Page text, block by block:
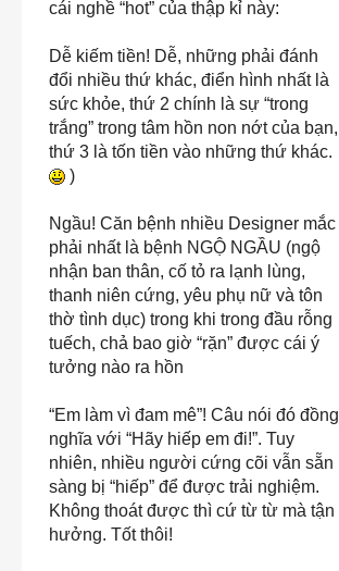
cái nghề “hot” của thập kỉ này:
Dễ kiếm tiền! Dễ, những phải đánh
đổi nhiều thứ khác, điển hình nhất là
sức khỏe, thứ 2 chính là sự “trong
trắng” trong tâm hồn non nớt của bạn,
thứ 3 là tốn tiền vào những thứ khác.
)
Ngầu! Căn bệnh nhiều Designer mắc
phải nhất là bệnh NGỘ NGẦU (ngộ
nhận ban thân, cố tỏ ra lạnh lùng,
thanh niên cứng, yêu phụ nữ và tôn
thờ tình dục) trong khi trong đầu rỗng
tuếch, chả bao giờ “rặn” được cái ý
tưởng nào ra hồn
“Em làm vì đam mê”! Câu nói đó đồng
nghĩa với “Hãy hiếp em đi!”. Tuy
nhiên, nhiều người cứng cõi vẫn sẵn
sàng bị “hiếp” để được trải nghiệm.
Không thoát được thì cứ từ từ mà tận
hưởng. Tốt thôi!